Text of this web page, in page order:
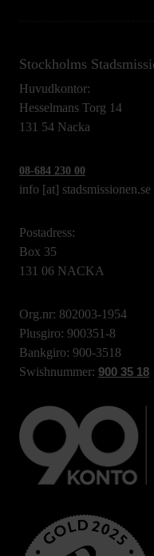
Stockholms
Huvudkontor:
Hesselmans Torg 14
131 54 Nacka
08-684 230 00
info [at] stadsmissionen.se
Postadress:
Box 35
131 06 NACKA
Org.nr: 802003-1954
Plusgiro: 900351-8
Bankgiro: 900-3518
Swishnummer: 900 35 18